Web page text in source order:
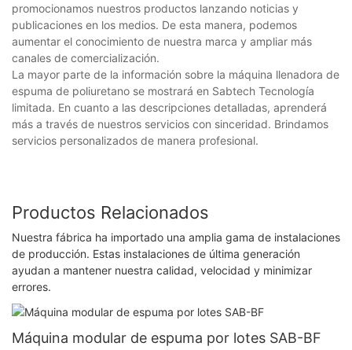
promocionamos nuestros productos lanzando noticias y
publicaciones en los medios. De esta manera, podemos
aumentar el conocimiento de nuestra marca y ampliar más
canales de comercialización.
La mayor parte de la información sobre la máquina llenadora de
espuma de poliuretano se mostrará en Sabtech Tecnología
limitada. En cuanto a las descripciones detalladas, aprenderá
más a través de nuestros servicios con sinceridad. Brindamos
servicios personalizados de manera profesional.
Productos Relacionados
Nuestra fábrica ha importado una amplia gama de instalaciones
de producción. Estas instalaciones de última generación
ayudan a mantener nuestra calidad, velocidad y minimizar
errores.
Máquina modular de espuma por lotes SAB-BF